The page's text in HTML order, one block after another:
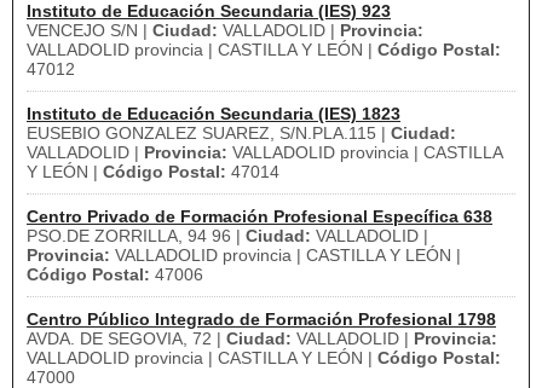
Instituto de Educación Secundaria (IES) 923
VENCEJO S/N | Ciudad: VALLADOLID | Provincia:
VALLADOLID provincia | CASTILLA Y LEÓN | Código Postal:
47012
Instituto de Educación Secundaria (IES) 1823
EUSEBIO GONZALEZ SUAREZ, S/N.PLA.115 | Ciudad:
VALLADOLID | Provincia: VALLADOLID provincia | CASTILLA
Y LEÓN | Código Postal: 47014
Centro Privado de Formación Profesional Específica 638
PSO.DE ZORRILLA, 94 96 | Ciudad: VALLADOLID |
Provincia: VALLADOLID provincia | CASTILLA Y LEÓN |
Código Postal: 47006
Centro Público Integrado de Formación Profesional 1798
AVDA. DE SEGOVIA, 72 | Ciudad: VALLADOLID | Provincia:
VALLADOLID provincia | CASTILLA Y LEÓN | Código Postal:
47000